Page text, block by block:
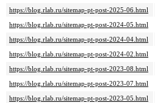
https://blog.rlab.ru/sitemap-pt-post-2025-06.html
https://blog.rlab.ru/sitemap-pt-post-2024-05.html
https://blog.rlab.ru/sitemap-pt-post-2024-04.html
https://blog.rlab.ru/sitemap-pt-post-2024-02.html
https://blog.rlab.ru/sitemap-pt-post-2023-08.html
https://blog.rlab.ru/sitemap-pt-post-2023-07.html
https://blog.rlab.ru/sitemap-pt-post-2023-05.html